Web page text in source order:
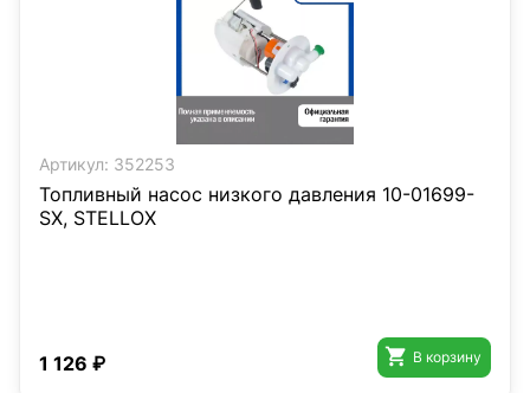
Артикул: 352253
Топливный насос низкого давления 10-01699-
SX, STELLOX
1 126 ₽  В корзину